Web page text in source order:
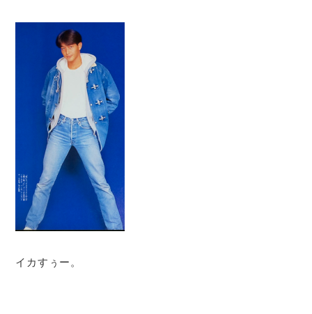
イカすぅー。